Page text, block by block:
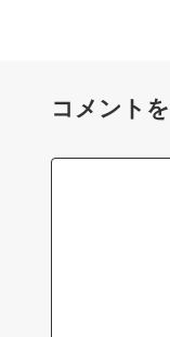
コメント